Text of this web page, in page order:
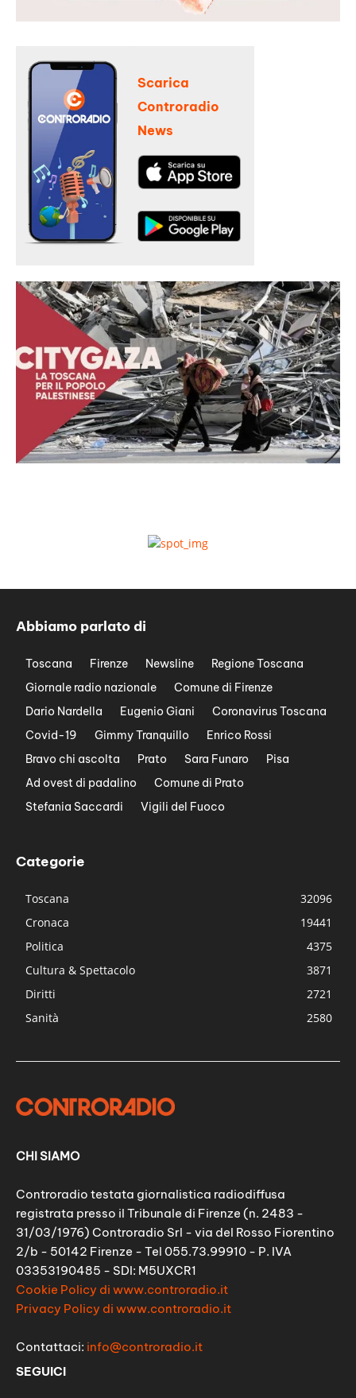
Scarica
Controradio
News
Abbiamo parlato di
Toscana Firenze Newsline
Regione Toscana
Giornale radio nazionale
Comune di Firenze
Dario Nardella
Eugenio Giani
Coronavirus Toscana
Covid-19
Gimmy Tranquillo
Enrico Rossi
Bravo chi ascolta
Prato Sara Funaro
Pisa
Ad ovest di padalino
Comune di Prato
Stefania Saccardi
Vigili del Fuoco
Categorie
Toscana
32096
Cronaca
19441
Politica
4375
Cultura & Spettacolo
3871
Diritti
2721
Sanità
2580
CHI SIAMO
Controradio testata giornalistica radiodiffusa
registrata presso il Tribunale di Firenze (n. 2483 -
31/03/1976) Controradio Srl - via del Rosso Fiorentino
2/b - 50142 Firenze - Tel 055.73.99910 - P. IVA
03353190485 - SDI: M5UXCR1
Cookie Policy di www.controradio.it
Privacy Policy di www.controradio.it
Contattaci: info@controradio.it
SEGUICI